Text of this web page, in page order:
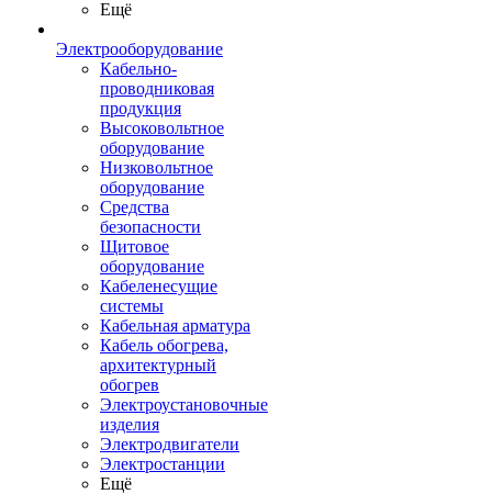
Ещё
Электрооборудование
Кабельно-
проводниковая
продукция
Высоковольтное
оборудование
Низковольтное
оборудование
Средства
безопасности
Щитовое
оборудование
Кабеленесущие
системы
Кабельная арматура
Кабель обогрева,
архитектурный
обогрев
Электроустановочные
изделия
Электродвигатели
Электростанции
Ещё